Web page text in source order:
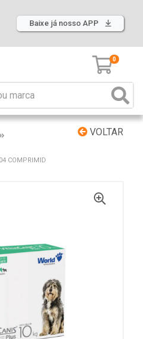
Baixe já nosso APP
0
VOLTAR
COMPRIMID